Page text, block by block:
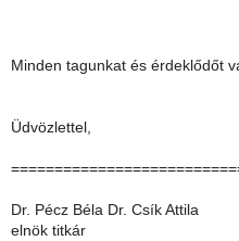
Minden tagunkat és érdeklődőt
Üdvözlettel,
Dr. Pécz Béla Dr. Csík Attila
elnök titkár